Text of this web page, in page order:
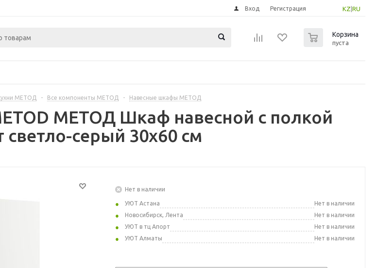
KZ RU
Вход Регистрация
Корзина
пуста
МЕТОД - Все компоненты МЕТОД - Навесные шкафы МЕТОД
МЕТОД Шкаф навесной с полкой
серый 30x60 см
Нет в наличии
УЮТ Астана
Нет в наличии
Новосибирск, Лента
Нет в наличии
УЮТ в тц Апорт
Нет в наличии
УЮТ Алматы
Нет в наличии